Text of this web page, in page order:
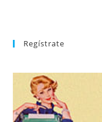
Regístrate